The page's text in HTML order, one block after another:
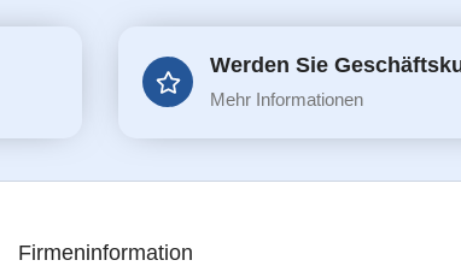
Werden Sie
Mehr Informationen
Firmeninformation